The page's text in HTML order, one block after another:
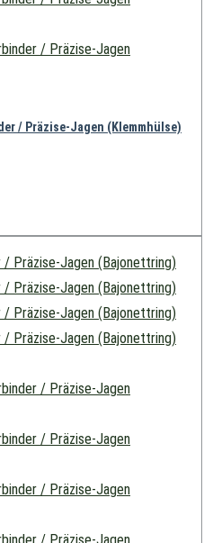
/ Präzise-Jagen (Klemmhülse)